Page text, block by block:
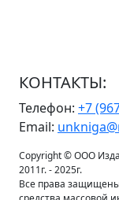
КОНТАКТЫ:
Телефон: +7
Email:
Copyright © ООО
2011г. - 2025г.
Все права